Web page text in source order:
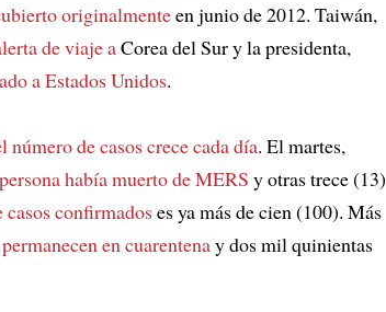
originalmenteen junio de 2012. Taiwán,
de viaje aCorea del Sur y la presidenta,
a Estados Unidos.
número de casos crece cada día. El martes,
había muerto de MERS y otras trece (13)
confirmadoses ya más de cien (100). Más
permanecen en cuarentenay dos mil quinientas